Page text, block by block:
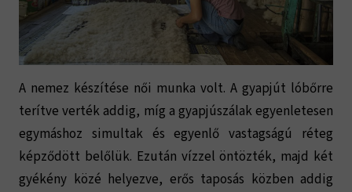
A nemez készítése női munka volt. A gyapjút lóbőrre
terítve verték addig, míg a gyapjúszálak egyenletesen
egymáshoz simultak és egyenlő vastagságú réteg
képződött belőlük. Ezután vízzel öntözték, majd két
gyékény közé helyezve, erős taposás közben addig